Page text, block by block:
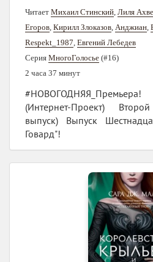
Читает Михаил Стинский, Лиля
Егоров, Кирилл Злоказов, Анджиан,
Respekt_1987, Евгений Лебедев
Серия МногоГолосье (#16)
2 часа 37 минут
(Интернет-Проект)
выпуск) Выпуск
Говард"!